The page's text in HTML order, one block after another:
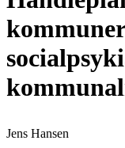
Jens Hansen